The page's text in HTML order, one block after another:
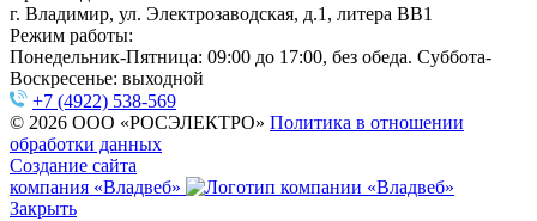
г. Владимир, ул. Электрозаводская, д.1, литера ВВ1
Режим работы:
Понедельник-Пятница: 09:00 до 17:00, без обеда. Суббота-
Воскресенье: выходной
+7 (4922) 538-569
© 2026 ООО «РОСЭЛЕКТРО» Политика в отношении
обработки данных
Создание сайта
компания «Владвеб»
Закрыть